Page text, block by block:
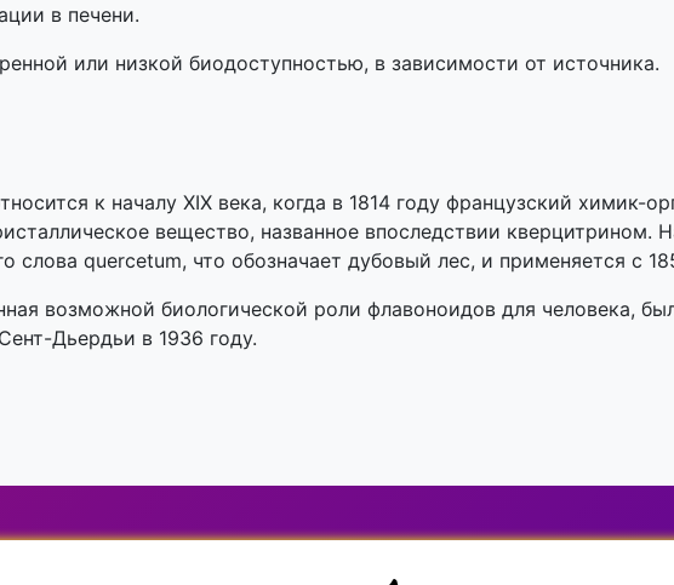
в печени.
или низкой биодоступностью, в зависимости от источника.
к началу XIX века, когда в 1814 году французский химик-
вещество, названное впоследствии кверцитрином.
слова quercetum, что обозначает дубовый лес, и применяется с
возможной биологической роли флавоноидов для человека,
Дьердьи в 1936 году.